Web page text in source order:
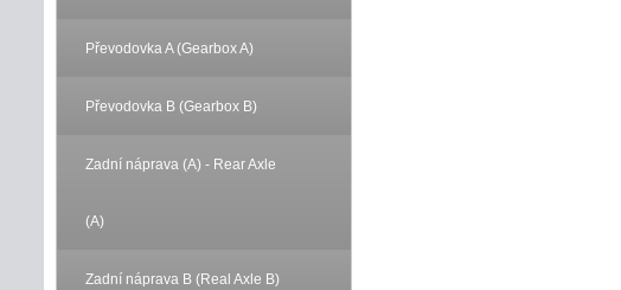
Převodovka A (Gearbox A)
Převodovka B (Gearbox B)
Zadní náprava (A) - Rear Axle
(A)
Zadní náprava B (Real Axle B)